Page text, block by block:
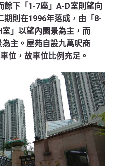
餘下「1-7座」A-D室則望向
期則在1996年落成，由「8-
」以望內園景為主，而
為主。屋苑自設九萬呎商
位，故車位比例充足。